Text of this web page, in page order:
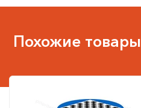
Похожие товары